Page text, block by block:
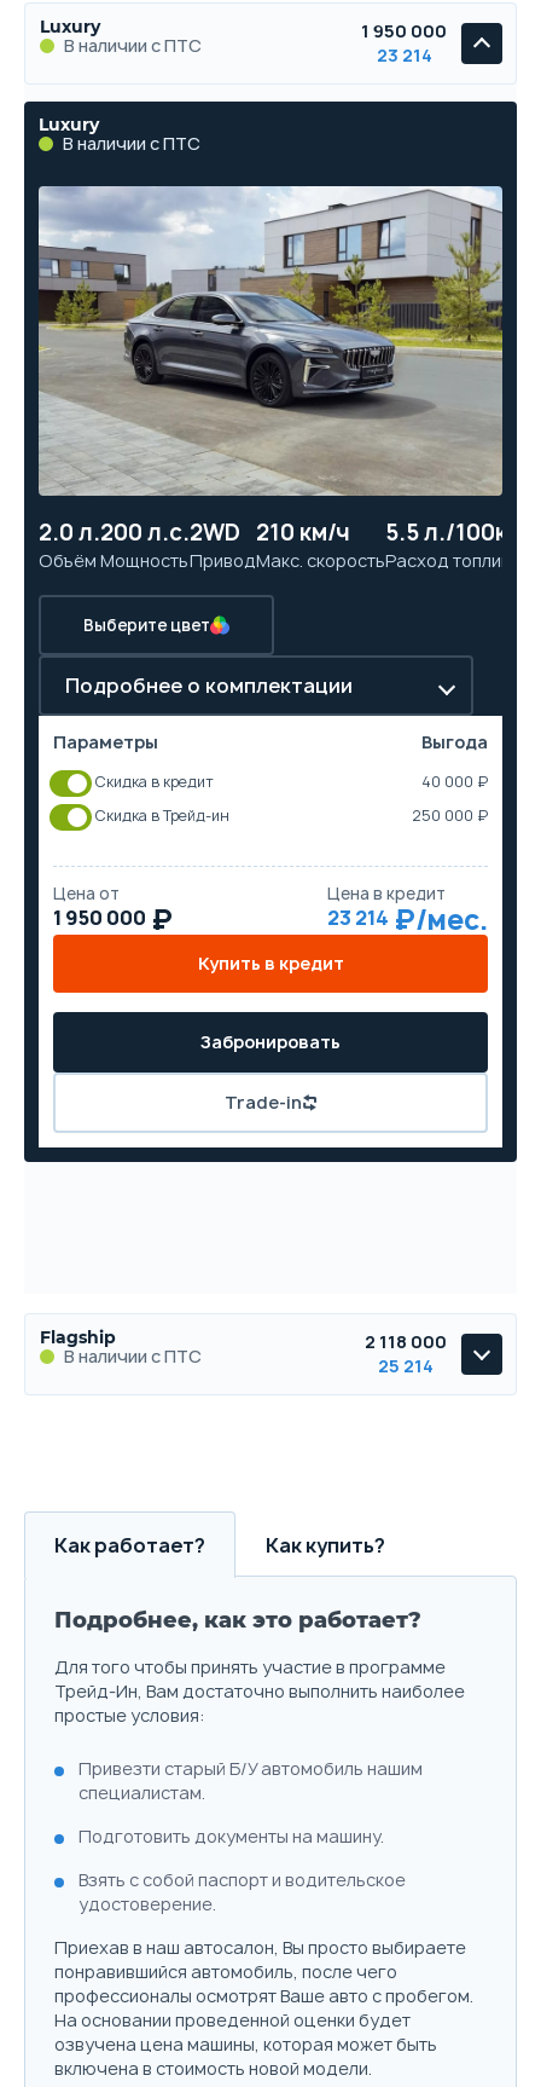
Luxury
В наличии с ПТС
1 950 000
23 214
Luxury
В наличии с ПТС
2.0 л.
Объём
200 л.с.
Мощность
2WD
Привод
210 км/ч
Макс. скорость
5.5 л./100км
Расход топлива
Выберите цвет
Подробнее о комплектации
Параметры Выгода
Скидка в кредит
40 000 ₽
Скидка в Трейд-ин
250 000 ₽
Цена от
1 950 000
Цена в кредит
23 214
Купить в кредит
Trade-in
Забронировать
Flagship
В наличии с ПТС
2 118 000
25 214
2.0 л.
Объём
200 л.с.
Мощность
2WD
Привод
210 км/ч
Макс. скоростьРасход топлива
Подробнее о комплектации
Параметры Выгода
Как работает? Как купить?
Подробнее, как это работает?
Для того чтобы принять участие в программе
Трейд-Ин, Вам достаточно выполнить наиболее
простые условия:
Привезти старый Б/У автомобиль нашим
специалистам.
Подготовить документы на машину.
Взять с собой паспорт и водительское
удостоверение.
Приехав в наш автосалон, Вы просто выбираете
понравившийся автомобиль, после чего
профессионалы осмотрят Ваше авто с пробегом.
На основании проведенной оценки будет
озвучена цена машины, которая может быть
включена в стоимость новой модели.